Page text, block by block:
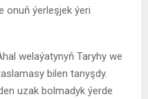
onuň ýerleşjek ýeri
welaýatynyň Taryhy we
bilen tanyşdy.
uzak bolmadyk ýerde